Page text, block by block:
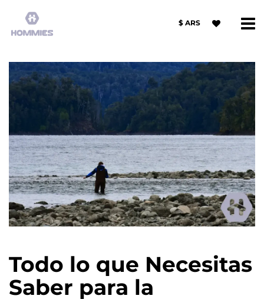
$ ARS
Todo lo que Necesitas
Saber para la